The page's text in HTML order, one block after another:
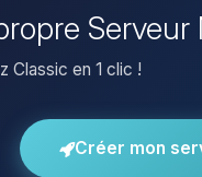
Serveur
Classic en 1 clic !
Créer mon